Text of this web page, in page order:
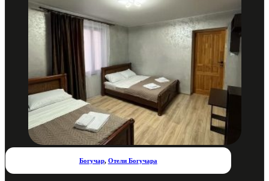
Богучар, Отели Богучара